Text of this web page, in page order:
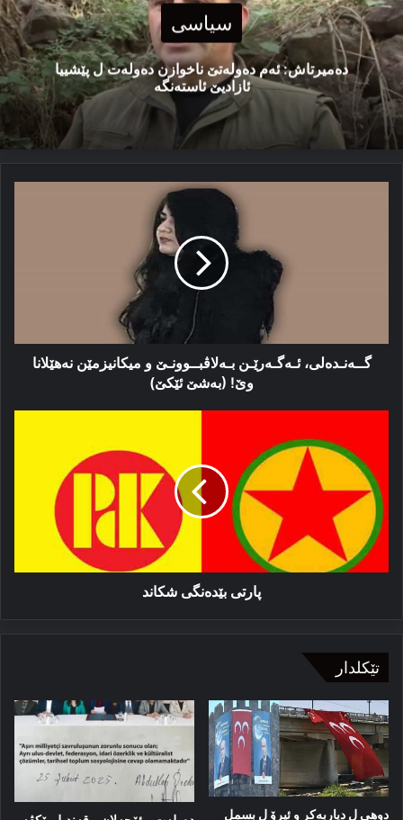
سیاسی
دەمیرتاش: ئەم دەولەتێ ناخوازن دەولەت ل پێشییا
ئازادیێ ئاستەنگە
گــەنـدەلی،
ئێکێ)
گــەنـدەلی، ئـەگـەرێـن بـەلاڤبــوونـێ و میکانیزمێن نەهێلانا
وێ! (بەشێ ئێکێ)
پارتی
بێدەنگی
شكاند
پارتی بێدەنگی شكاند
تێکلدار
دوهی ل دیاربەکر و ئیرۆ ل بسمل